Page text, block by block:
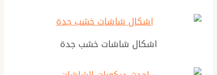
اشكال شاشات خشب جدة